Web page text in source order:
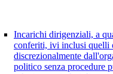
Incarichi dirigenziali, a
conferiti, ivi inclusi quelli
discrezionalmente
politico senza procedure